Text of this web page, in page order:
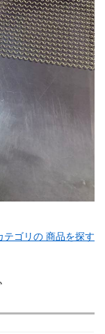
テゴリの 商品を探す